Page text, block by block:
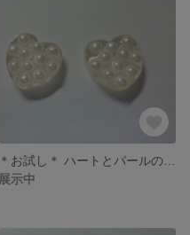
展示中